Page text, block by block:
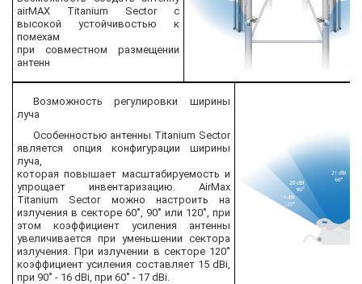
airMAX Titanium Sector с
высокой устойчивостью к
помехам
при совместном размещении
антенн
Возможность регулировки ширины
луча
Особенностью антенны Titanium Sector
является опция конфигурации ширины
луча,
которая повышает масштабируемость и
упрощает инвентаризацию. AirMax
Titanium Sector можно настроить на
излучения в секторе 60˚, 90˚ или 120˚, при
этом коэффициент усиления антенны
увеличивается при уменьшении сектора
излучения. При излучении в секторе 120˚
коэффициент усиления составляет 15 dBi,
при 90˚ - 16 dBi, при 60˚ - 17 dBi.